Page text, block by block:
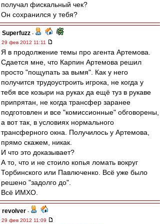
получал фискальный чек?
Он сохранился у тебя?
Superfuzz -
29 фев 2012 11:11
Я в продолжение темы про агента Артемова.
Сдается мне, что Карпин Артемова решил
просто "пощупать за вымя". Как у него
получится трудоустроить игрока, не когда у
тебя все козыри на руках да ещё туз в рукаве
припрятан, не когда трансфер заранее
подготовлен и все "комиссионные" обговорены,
а вот так, в условиях нормального
трансферного окна. Получилось у Артемова,
прямо скажем, никак.
И что это доказывает?
А то, что и не стоило копья ломать вокруг
Торбинского или Павлюченко. Всё уже было
решено "задолго до".
Всё ИМХО.
revolver -
29 фев 2012 11:09